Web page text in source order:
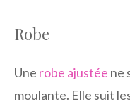
Robe
Une robe ajustée ne
moulante. Elle suit